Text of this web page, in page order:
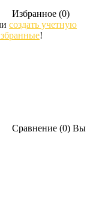
Избранное (0)
создать учетную
!
Сравнение (0) Вы